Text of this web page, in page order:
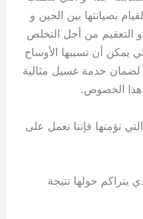
بصيانتها بين الحين و
التعقيم من أجل التخلص
يمكن أن تسببها الأوساخ
لضمان خدمة غسيل مثالية
هذا الخصوص.
نؤمنها فإننا نعمل على
يتراكم حولها نتيجة